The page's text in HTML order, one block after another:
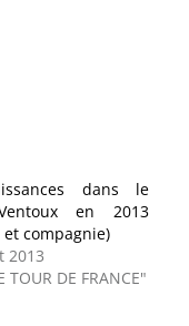
dans le
en 2013
et compagnie)
2013
TOUR DE FRANCE"